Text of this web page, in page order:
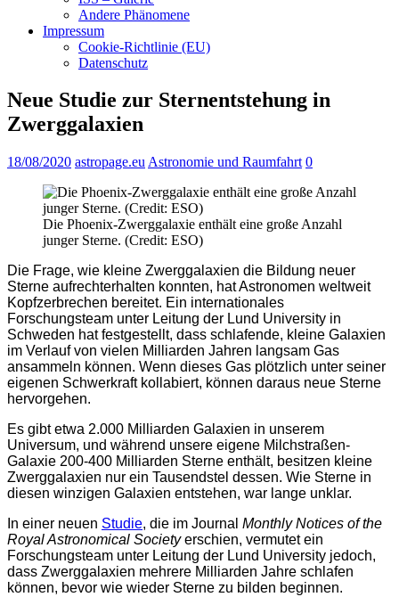
Andere Phänomene
Impressum
Cookie-Richtlinie (EU)
Datenschutz
Neue Studie zur Sternentstehung in
Zwerggalaxien
18/08/2020 astropage.eu Astronomie und Raumfahrt 0
Die Phoenix-Zwerggalaxie enthält eine große Anzahl
junger Sterne. (Credit: ESO)
Die Frage, wie kleine Zwerggalaxien die Bildung neuer
Sterne aufrechterhalten konnten, hat Astronomen weltweit
Kopfzerbrechen bereitet. Ein internationales
Forschungsteam unter Leitung der Lund University in
Schweden hat festgestellt, dass schlafende, kleine Galaxien
im Verlauf von vielen Milliarden Jahren langsam Gas
ansammeln können. Wenn dieses Gas plötzlich unter seiner
eigenen Schwerkraft kollabiert, können daraus neue Sterne
hervorgehen.
Es gibt etwa 2.000 Milliarden Galaxien in unserem
Universum, und während unsere eigene Milchstraßen-
Galaxie 200-400 Milliarden Sterne enthält, besitzen kleine
Zwerggalaxien nur ein Tausendstel dessen. Wie Sterne in
diesen winzigen Galaxien entstehen, war lange unklar.
In einer neuen Studie, die im Journal Monthly Notices of the
Royal Astronomical Societyerschien, vermutet ein
Forschungsteam unter Leitung der Lund University jedoch,
dass Zwerggalaxien mehrere Milliarden Jahre schlafen
können, bevor wie wieder Sterne zu bilden beginnen.